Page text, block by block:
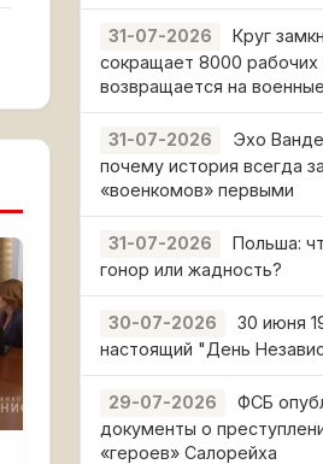
31-07-2026
Круг
сокращает 8000 рабочих
возвращается на
31-07-2026
Эхо
почему история всегда
«военкомов» первыми
31-07-2026
Польша:
гонор или жадность?
30-07-2026
30 июня
настоящий "День
29-07-2026
ФСБ
документы о
«героев» Салорейха